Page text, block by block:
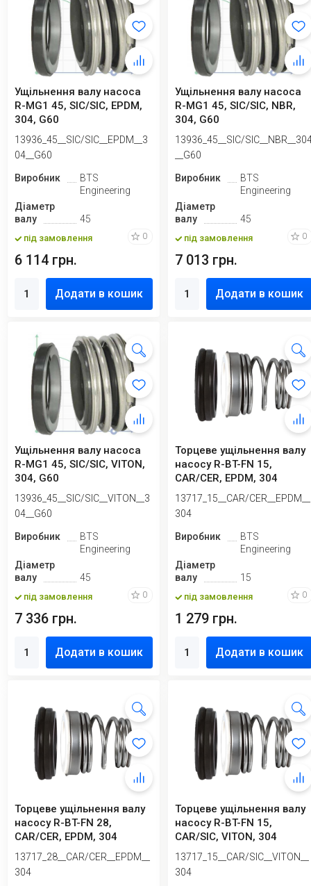
Ущільнення валу насоса
R-MG1 45, SIC/SIC, EPDM,
304, G60
13936_45__SIC/SIC__EPDM__3
04__G60
Виробник
BTS
Engineering
Діаметр
валу
45
під замовлення 0
6 114 грн.
Додати в кошик
Ущільнення валу насоса
R-MG1 45, SIC/SIC, NBR,
304, G60
13936_45__SIC/
__G60
Виробник
BTS
Engineering
Діаметр
валу
45
під замовлення 0
7 013 грн.
Додати в кошик
Ущільнення валу насоса
R-MG1 45, SIC/SIC, VITON,
304, G60
13936_45__SIC/SIC__VITON__3
04__G60
Виробник
BTS
Engineering
Діаметр
валу
45
під замовлення 0
7 336 грн.
Додати в кошик
Торцеве ущільнення валу
насосу R-BT-FN 15,
CAR/CER, EPDM, 304
13717_15__CAR/CER__EPDM__
304
Виробник
BTS
Engineering
Діаметр
валу
15
під замовлення 0
1 279 грн.
Додати в кошик
Торцеве ущільнення валу
насосу R-BT-FN 28,
CAR/CER, EPDM, 304
13717_28__CAR/CER__EPDM__
304
Торцеве ущільнення валу
насосу R-BT-FN 15,
CAR/SIC, VITON, 304
13717_15__CAR/SIC__VITON__
304